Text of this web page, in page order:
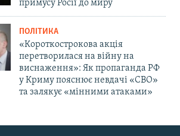
примусу Росії до миру
ПОЛІТИКА
«Короткострокова акція
перетворилася на війну на
виснаження»: Як пропаганда РФ
у Криму пояснює невдачі «СВО»
та залякує «мінними атаками»